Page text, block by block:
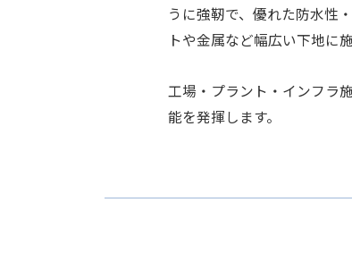
うに強靭で、優れた防水性
トや金属など幅広い下地に
工場・プラント・インフラ
能を発揮します。